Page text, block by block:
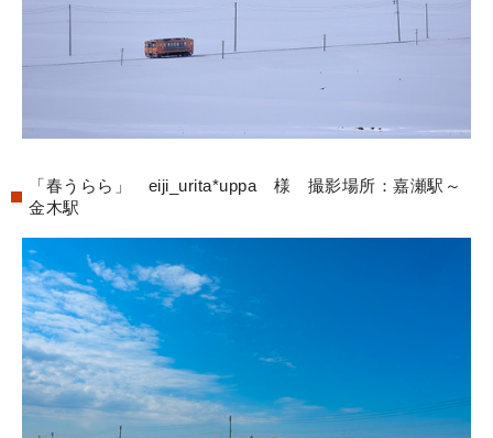
「春うらら」 eiji_urita*uppa 様 撮影場所：嘉瀬駅～
金木駅